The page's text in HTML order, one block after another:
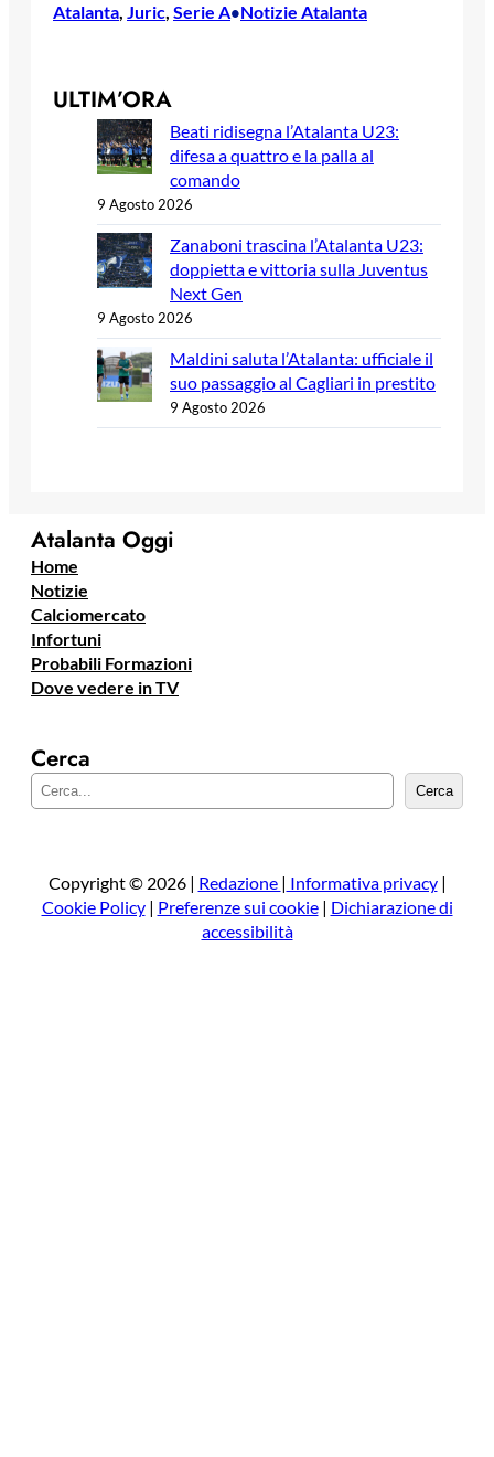
Atalanta, Juric, Serie A•Notizie Atalanta
ULTIM’ORA
Beati ridisegna l’Atalanta U23:
difesa a quattro e la palla al
comando
9 Agosto 2026
Zanaboni trascina l’Atalanta U23:
doppietta e vittoria sulla Juventus
Next Gen
9 Agosto 2026
Maldini saluta l’Atalanta: ufficiale il
suo passaggio al Cagliari in prestito
9 Agosto 2026
Atalanta Oggi
Home
Notizie
Calciomercato
Infortuni
Probabili Formazioni
Dove vedere in TV
Cerca
e
a
Cerca
Copyright © 2026 | Redazione | Informativa privacy|
Cookie Policy| Preferenze sui cookie| Dichiarazione di
accessibilità